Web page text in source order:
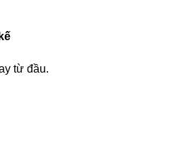
từ đầu.